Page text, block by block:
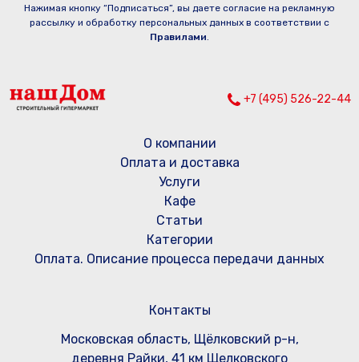
Нажимая кнопку “Подписаться”, вы даете согласие на рекламную
рассылку и обработку персональных данных в соответствии с
Правилами.
+7 (495) 526-22-44
О компании
Оплата и доставка
Услуги
Кафе
Статьи
Категории
Оплата. Описание процесса передачи данных
Контакты
Московская область, Щёлковский р-н,
деревня Райки, 41 км Щелковского